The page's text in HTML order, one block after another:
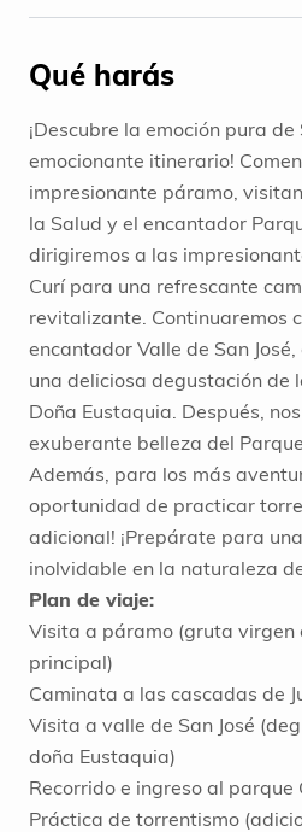
Qué harás
¡Descubre la emoción pura
emocionante itinerario!
impresionante páramo,
la Salud y el encantador
dirigiremos a las
Curí para una refrescante
revitalizante. Continuaremos
encantador Valle de San
una deliciosa degustación de
Doña Eustaquia. Después,
exuberante belleza del
Además, para los más
oportunidad de practicar
adicional! ¡Prepárate para
inolvidable en la naturaleza
Plan de viaje:
Visita a páramo (gruta virgen
principal)
Caminata a las cascadas de
Visita a valle de San José
doña Eustaquia)
Recorrido e ingreso al parque
Práctica de torrentismo